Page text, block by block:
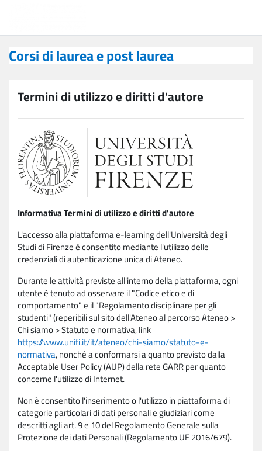
Corsi di laurea e post laurea
Termini di utilizzo e diritti d'autore
Informativa Termini di utilizzo e diritti d'autore
L'accesso alla piattaforma e-learning dell'Università degli
Studi di Firenze è consentito mediante l'utilizzo delle
credenziali di autenticazione unica di Ateneo.
Durante le attività previste all'interno della piattaforma, ogni
utente è tenuto ad osservare il "Codice etico e di
comportamento" e il "Regolamento disciplinare per gli
studenti" (reperibili sul sito dell'Ateneo al percorso Ateneo >
Chi siamo > Statuto e normativa, link
https://www.unifi.it/it/ateneo/chi-siamo/statuto-e-
normativa, nonché a conformarsi a quanto previsto dalla
Acceptable User Policy (AUP) della rete GARR per quanto
concerne l'utilizzo di Internet.
Non è consentito l'inserimento o l'utilizzo in piattaforma di
categorie particolari di dati personali e giudiziari come
descritti agli art. 9 e 10 del Regolamento Generale sulla
Protezione dei dati Personali (Regolamento UE 2016/679).